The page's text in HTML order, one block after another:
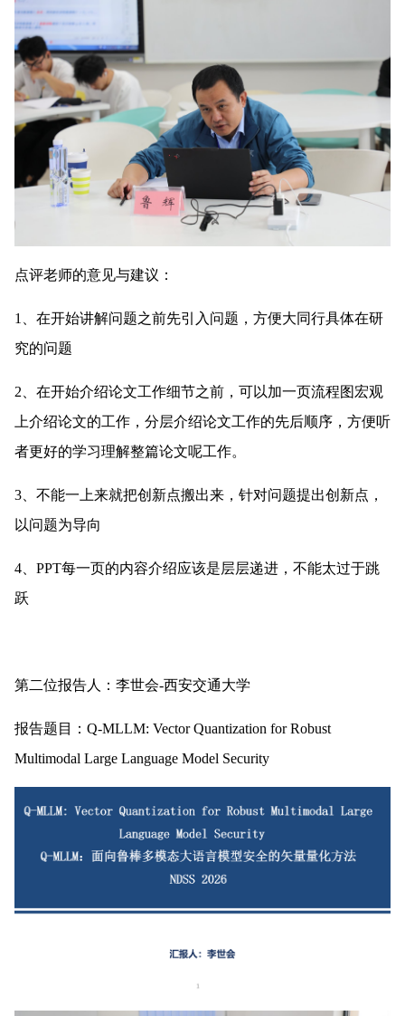
点评老师的意见与建议：
1、在开始讲解问题之前先引入问题，方便大同行具体在研
究的问题
2、在开始介绍论文工作细节之前，可以加一页流程图宏观
上介绍论文的工作，分层介绍论文工作的先后顺序，方便听
者更好的学习理解整篇论文呢工作。
3、不能一上来就把创新点搬出来，针对问题提出创新点，
以问题为导向
4、PPT每一页的内容介绍应该是层层递进，不能太过于跳
跃
第二位报告人：李世会-西安交通大学
报告题目：Q-MLLM: Vector Quantization for Robust
Multimodal Large Language Model Security